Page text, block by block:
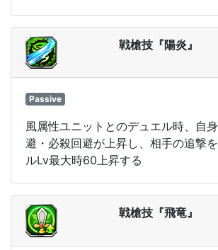
戦槍技『陽炎』
Passive
風属性ユニットとのデュエル時、自
避・必殺回避が上昇し、相手の追撃
ルLv最大時60上昇する
戦槍技『飛竜』